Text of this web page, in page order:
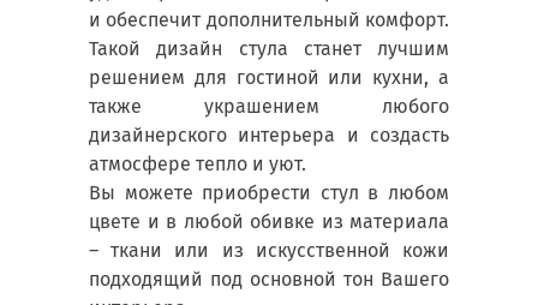
и обеспечит дополнительный комфорт.
Такой дизайн стула станет лучшим
решением для гостиной или кухни, а
также украшением любого
дизайнерского интерьера и создасть
атмосфере тепло и уют.
Вы можете приобрести стул в любом
цвете и в любой обивке из материала
– ткани или из искусственной кожи
подходящий под основной тон Вашего